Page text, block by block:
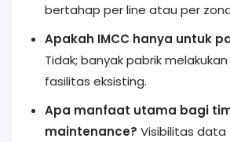
bertahap per line atau per
Apakah IMCC hanya untuk
Tidak; banyak pabrik
fasilitas eksisting.
Apa manfaat utama bagi
maintenance? Visibilitas data